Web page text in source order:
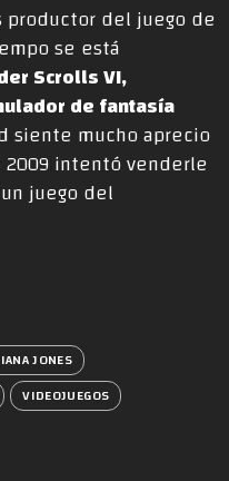
productor del juego de
se está
Scrolls VI,
de fantasía
siente mucho aprecio
intentó venderle
juego del
JONES
VIDEOJUEGOS